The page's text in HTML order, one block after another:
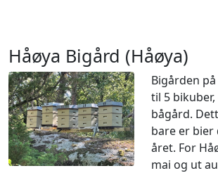
Håøya Bigård (Håøya)
Bigården
til 5
bågård.
bare er bier
året. For
mai og ut